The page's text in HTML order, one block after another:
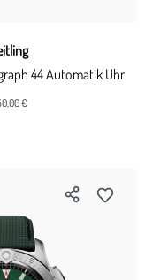
44 Automatik Uhr
€